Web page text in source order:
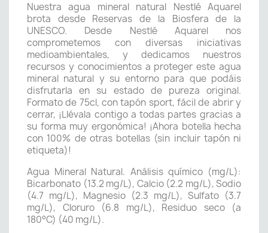
Nuestra agua mineral natural Nestlé Aquarel
brota desde Reservas de la Biosfera de la
UNESCO. Desde Nestlé Aquarel nos
comprometemos con diversas iniciativas
medioambientales, y dedicamos nuestros
recursos y conocimientos a proteger este agua
mineral natural y su entorno para que podáis
disfrutarla en su estado de pureza original.
Formato de 75cl, con tapón sport, fácil de abrir y
cerrar, ¡Llévala contigo a todas partes gracias a
su forma muy ergonómica! ¡Ahora botella hecha
con 100% de otras botellas (sin incluir tapón ni
etiqueta)!
Agua Mineral Natural. Análisis químico (mg/L):
Bicarbonato (13.2 mg/L), Calcio (2.2 mg/L), Sodio
(4.7 mg/L), Magnesio (2.3 mg/L), Sulfato (3.7
mg/L), Cloruro (6.8 mg/L), Residuo seco (a
180°C) (40 mg/L).